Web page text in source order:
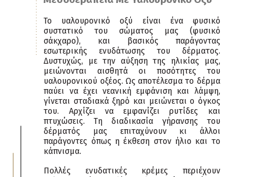
Το υαλουρονικό οξύ είναι ένα φυσικό
συστατικό του σώματος μας (φυσικό
σάκχαρο), και βασικός παράγοντας
εσωτερικής ενυδάτωσης του δέρματος.
Δυστυχώς, με την αύξηση της ηλικίας μας,
μειώνονται αισθητά οι ποσότητες του
υαλουρονικού οξέος. Ως αποτέλεσμα το δέρμα
παύει να έχει νεανική εμφάνιση και λάμψη,
γίνεται σταδιακά ξηρό και μειώνεται ο όγκος
του. Αρχίζει να εμφανίζει ρυτίδες και
πτυχώσεις. Τη διαδικασία γήρανσης του
δέρματός μας επιταχύνουν κι άλλοι
παράγοντες όπως η έκθεση στον ήλιο και το
κάπνισμα.
Πολλές ενυδατικές κρέμες περιέχουν